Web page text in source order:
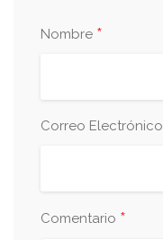
Nombre *
Correo Electrónico
Comentario *